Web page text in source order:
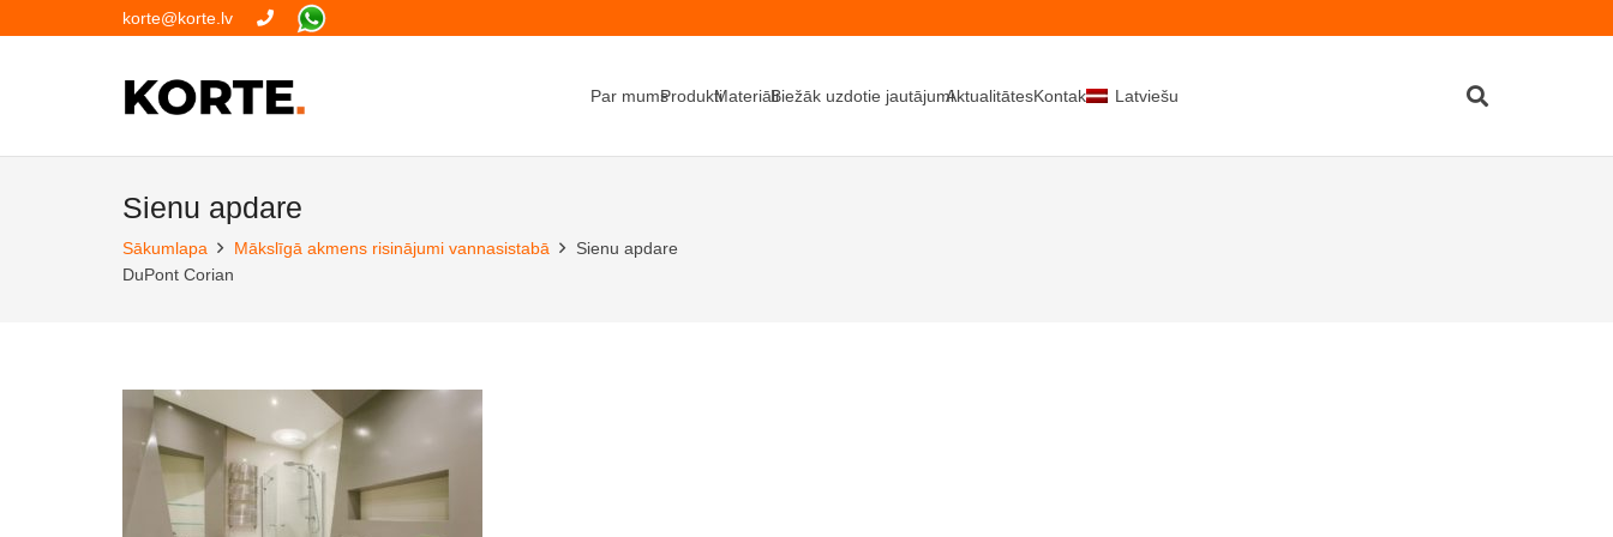
korte@korte.lv
Par mumsProduktiMateriāliBiežāk uzdotie jautājumiAktualitātesKontakti Latviešu
Sienu apdare
Sākumlapa Mākslīgā akmens risinājumi vannasistabā
Sienu apdare
DuPont Corian